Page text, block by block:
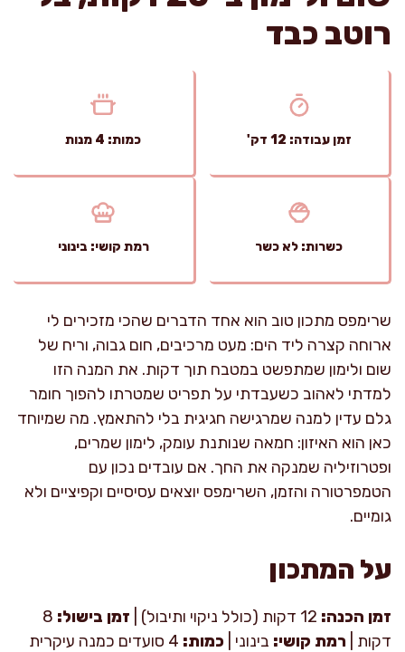
רוטב כבד
זמן עבודה: 12 דק' כמות: 4 מנות
כשרות: לא כשר רמת קושי: בינוני
שרימפס מתכון טוב הוא אחד הדברים שהכי מזכירים לי
ארוחה קצרה ליד הים: מעט מרכיבים, חום גבוה, וריח של
שום ולימון שמתפשט במטבח תוך דקות. את המנה הזו
למדתי לאהוב כשעבדתי על תפריט שמטרתו להפוך חומר
גלם עדין למנה שמרגישה חגיגית בלי להתאמץ. מה שמיוחד
כאן הוא האיזון: חמאה שנותנת עומק, לימון שמרים,
ופטרוזיליה שמנקה את החך. אם עובדים נכון עם
הטמפרטורה והזמן, השרימפס יוצאים עסיסיים וקפיציים ולא
גומיים.
על המתכון
זמן הכנה: זמן בישול: 8
דקות | רמת קושי: בינוני | כמות:
4 סועדים כמנה עיקרית